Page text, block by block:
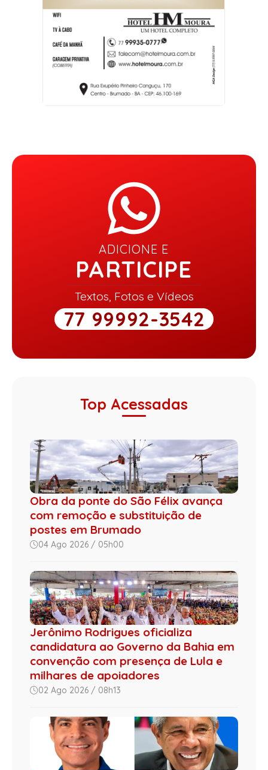
ADICIONE E
PARTICIPE
Textos, Fotos e Vídeos
77 99992-3542
Top Acessadas
Obra da ponte do São Félix avança
com remoção e substituição de
postes em Brumado
04 Ago 2026 / 05h00
Jerônimo Rodrigues oficializa
candidatura ao Governo da Bahia em
convenção com presença de Lula e
milhares de apoiadores
02 Ago 2026 / 08h13